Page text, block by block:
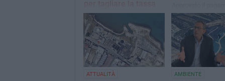
sui rifiuti
In Consiglio Comunale, lo
scorso 29 luglio, il Primo
Cittadino analizzò i costi del
servizio: "Mancano 3,5
milioni di euro di non
versato. Per ridurre le tariffe
servono scelte coraggiose e
1,9 milioni per i
chiusura. Sullo
dibattito politico
dell'impianto e sui
della TARI.
ATTUALITÀ AMBIENTE